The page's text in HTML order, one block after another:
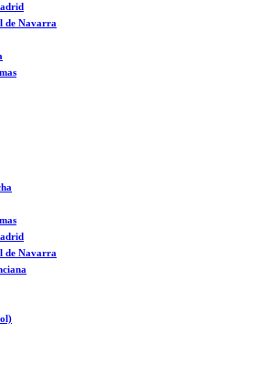
de Navarra
de Navarra